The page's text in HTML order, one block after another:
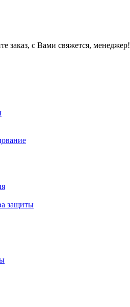
заказ, с Вами свяжется, менеджер!
защиты